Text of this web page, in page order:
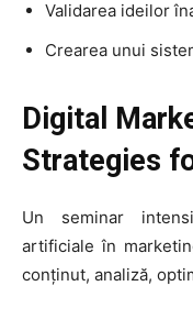
Validarea ideilor
Crearea unui
Digital
Strategies
Un seminar
artificiale în
conținut, analiză,